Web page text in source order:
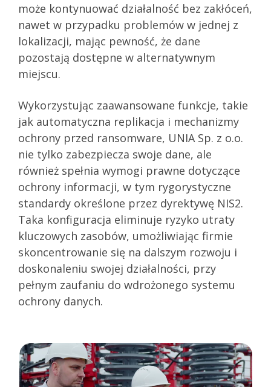
może kontynuować działalność bez zakłóceń,
nawet w przypadku problemów w jednej z
lokalizacji, mając pewność, że dane
pozostają dostępne w alternatywnym
miejscu.
Wykorzystując zaawansowane funkcje, takie
jak automatyczna replikacja i mechanizmy
ochrony przed ransomware, UNIA Sp. z o.o.
nie tylko zabezpiecza swoje dane, ale
również spełnia wymogi prawne dotyczące
ochrony informacji, w tym rygorystyczne
standardy określone przez dyrektywę NIS2.
Taka konfiguracja eliminuje ryzyko utraty
kluczowych zasobów, umożliwiając firmie
skoncentrowanie się na dalszym rozwoju i
doskonaleniu swojej działalności, przy
pełnym zaufaniu do wdrożonego systemu
ochrony danych.